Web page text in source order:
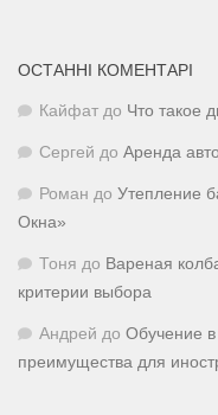
ОСТАННІ КОМЕНТАРІ
Кайфат до Что такое
Сергей до Аренда
Роман до Утепление
Окна»
Тоня до Вареная
критерии выбора
Андрей до Обучение
преимущества для